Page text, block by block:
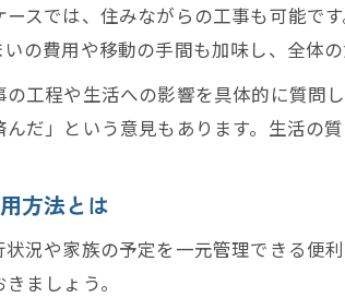
仮住まいや追加工事が予算に
戸建てとマンションのリフォーム
戸建てとマンションのリフォ
リフォーム期間の目安を比較
間取り変更リフォーム期間の
スでは、住みながらの工事も可能で
の費用や移動の手間も加味し、全体
工程や生活への影響を具体的に質問
だ」という意見もあります。生活の
方法とは
況や家族の予定を一元管理できる便
ましょう。